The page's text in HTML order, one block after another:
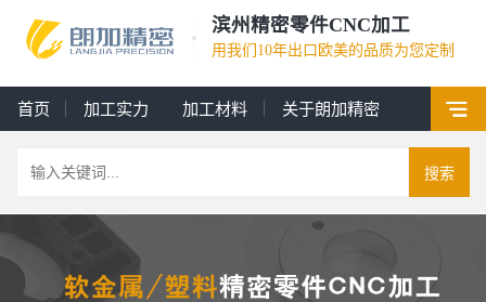
滨州精密零件CNC加工
用我们10年出口欧美的品质为您定制
首页 加工实力 加工材料 关于朗加精密
搜索